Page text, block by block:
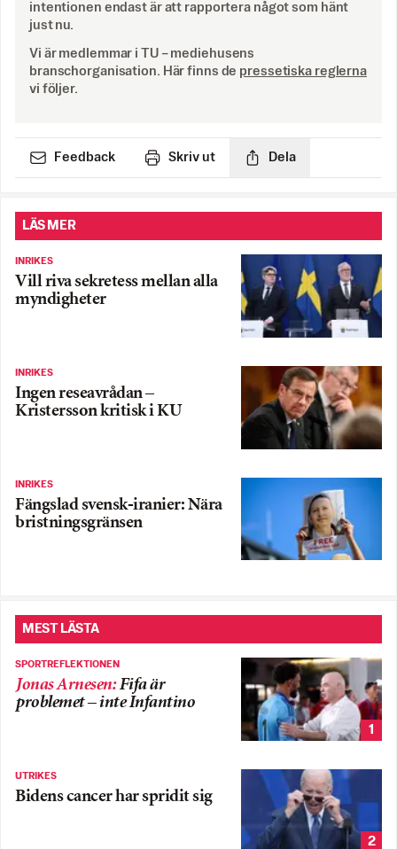
intentionen endast är att rapportera något som hänt
just nu.
Vi är medlemmar i TU – mediehusens
branschorganisation. Här finns de pressetiska reglerna
vi följer.
Feedback Skriv ut Dela
LÄS MER
INRIKES
Vill riva sekretess mellan alla
myndigheter
INRIKES
Ingen reseavrådan –
Kristersson kritisk i KU
INRIKES
Fängslad svensk-iranier: Nära
bristningsgränsen
MEST LÄSTA
SPORTREFLEKTIONEN
Jonas Arnesen:Fifa är
problemet – inte Infantino
1
UTRIKES
Bidens cancer har spridit sig
2